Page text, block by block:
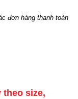
đơn hàng thanh toán
quantity
theo size,